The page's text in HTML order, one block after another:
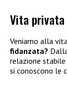
Vita privata
Veniamo alla
fidanzata?
relazione
si conoscono le